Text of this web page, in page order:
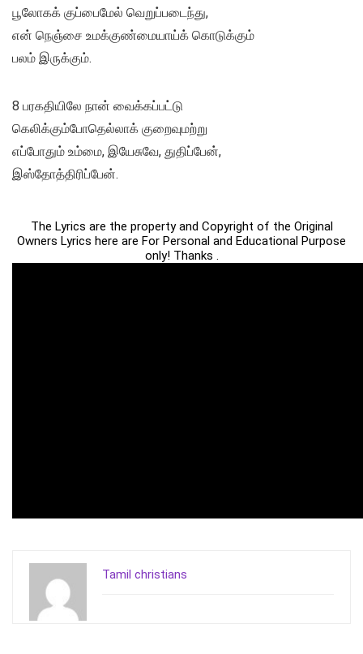
பூலோகக் குப்பைமேல் வெறுப்படைந்து,
என் நெஞ்சை உமக்குண்மையாய்க் கொடுக்கும்
பலம் இருக்கும்.
8 பரகதியிலே நான் வைக்கப்பட்டு
கெலிக்கும்போதெல்லாக் குறைவுமற்று
எப்போதும் உம்மை, இயேசுவே, துதிப்பேன்,
இஸ்தோத்திரிப்பேன்.
The Lyrics are the property and Copyright of the Original
Owners Lyrics here are For Personal and Educational Purpose
only! Thanks .
Tamil christians